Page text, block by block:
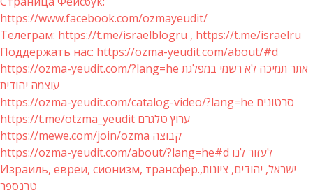
https://www.facebook.com/ozmayeudit/
Телеграм: https://t.me/israelblogru , https://t.me/israelru
Поддержать нас: https://ozma-yeudit.com/about/#d
https://ozma-yeudit.com/?lang=he אתר תמיכה לא רשמי במפלגת
עוצמה יהודית
https://ozma-yeudit.com/catalog-video/?lang=he סרטונים
https://t.me/otzma_yeudit ערוץ טלגרם
https://mewe.com/join/ozma קבוצה
https://ozma-yeudit.com/about/?lang=he#d לעזור לנו
Израиль, евреи, сионизм, трансфер.ישראל, יהודים, ציונות,
טרנספר